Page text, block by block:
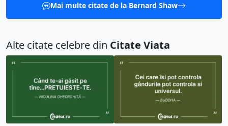
Mai multe citate de la Bernard Shaw
Alte citate celebre din Citate Viata